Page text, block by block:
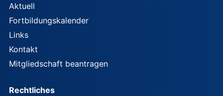
Aktuell
Fortbildungskalender
Links
Kontakt
Mitgliedschaft beantragen
Rechtliches